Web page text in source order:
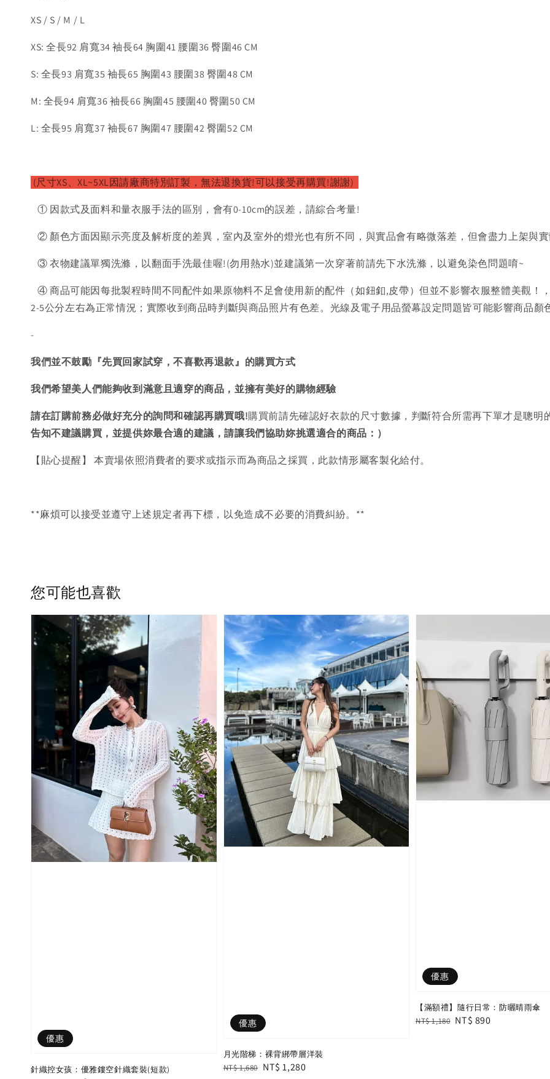
XS / S / M / L
XS: 全長92 肩寬34 袖長64 胸圍41 腰圍36 臀圍46 CM
S: 全長93 肩寬35 袖長65 胸圍43 腰圍38 臀圍48 CM
M: 全長94 肩寬36 袖長66 胸圍45 腰圍40 臀圍50 CM
L: 全長95 肩寬37 袖長67 胸圍47 腰圍42 臀圍52 CM
(尺寸XS、XL~5XL因請廠商特別訂製，無法退換貨!可以接受再購買!謝謝)
① 因款式及面料和量衣服手法的區別，會有0-10cm的誤差，請綜合考量!
② 顏色方面因顯示亮度及解析度的差異，室內及室外的燈光也有所不同，與實品會有略微落差，但會盡力上架與實
③ 衣物建議單獨洗滌，以翻面手洗最佳喔!(勿用熱水)並建議第一次穿著前請先下水洗滌，以避免染色問題唷~
④ 商品可能因每批製程時間不同配件如果原物料不足會使用新的配件（如鈕釦,皮帶）但並不影響衣服整體美觀！
2-5公分左右為正常情況；實際收到商品時判斷與商品照片有色差。光線及電子用品螢幕設定問題皆可能影響商品顏
-
我們並不鼓勵『先買回家試穿，不喜歡再退款』的購買方式
我們希望美人們能夠收到滿意且適穿的商品，並擁有美好的購物經驗
請在訂購前務必做好充分的詢問和確認再購買哦!購買前請先確認好衣款的尺寸數據，判斷符合所需再下單才是聰明
告知不建議購買， 並提供妳最合適的建議，請讓我們協助妳挑選適合的商品：）
【貼心提醒】 本賣場依照消費者的要求或指示而為商品之採買，此款情形屬客製化給付。
**麻煩可以接受並遵守上述規定者再下標，以免造成不必要的消費糾紛。**
您可能也喜歡
優惠
針織控女孩：優雅鏤空針織套裝(短款)
優惠
月光階梯：裸背綁帶層洋裝
Regular
NT$ 1,680 Sale
NT$ 1,280
優惠
【滿額禮】隨行日常：防曬晴雨傘
Regular
NT$ 1,180 Sale
NT$ 890